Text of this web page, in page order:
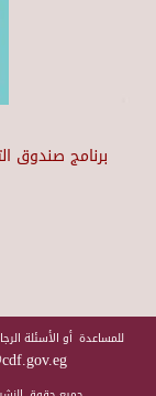
برنامج صندوق
للمساعدة أو الأسئلة